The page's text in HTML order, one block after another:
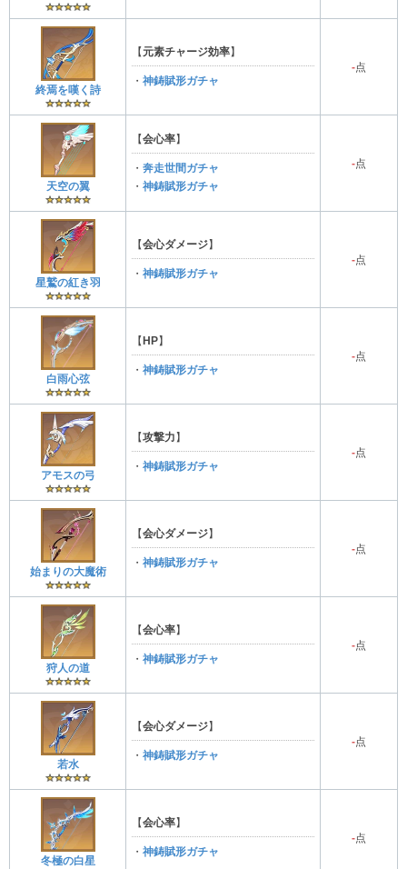
終焉を嘆く詩
【元素チャージ効率】
・ 神鋳賦形ガチャ
-点
天空の翼
【会心率】
・ 奔走世間ガチャ
・ 神鋳賦形ガチャ
-点
星鷲の紅き羽
【会心ダメージ】
・ 神鋳賦形ガチャ
-点
白雨心弦
【 HP】
・ 神鋳賦形ガチャ
-点
アモスの弓
【攻撃力 】
・ 神鋳賦形ガチャ
-点
始まりの大魔術
【会心ダメージ】
・ 神鋳賦形ガチャ
-点
狩人の道
【会心率】
・ 神鋳賦形ガチャ
-点
若水
【会心ダメージ】
・ 神鋳賦形ガチャ
-点
冬極の白星
【会心率】
・ 神鋳賦形ガチャ
-点